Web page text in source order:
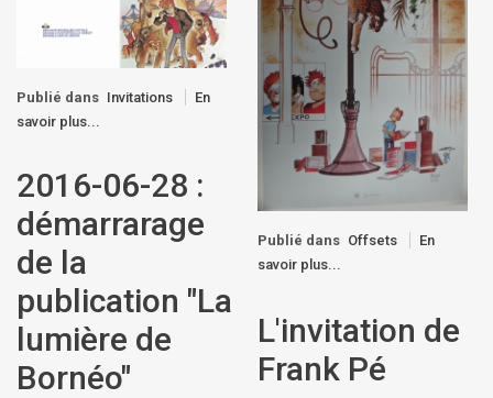
Publié dans Invitations
En
savoir plus...
Publié dans Offsets
En
savoir plus...
2016-06-28 :
démarrarage
de la
publication "La
lumière de
Bornéo"
L'invitation de
Frank Pé